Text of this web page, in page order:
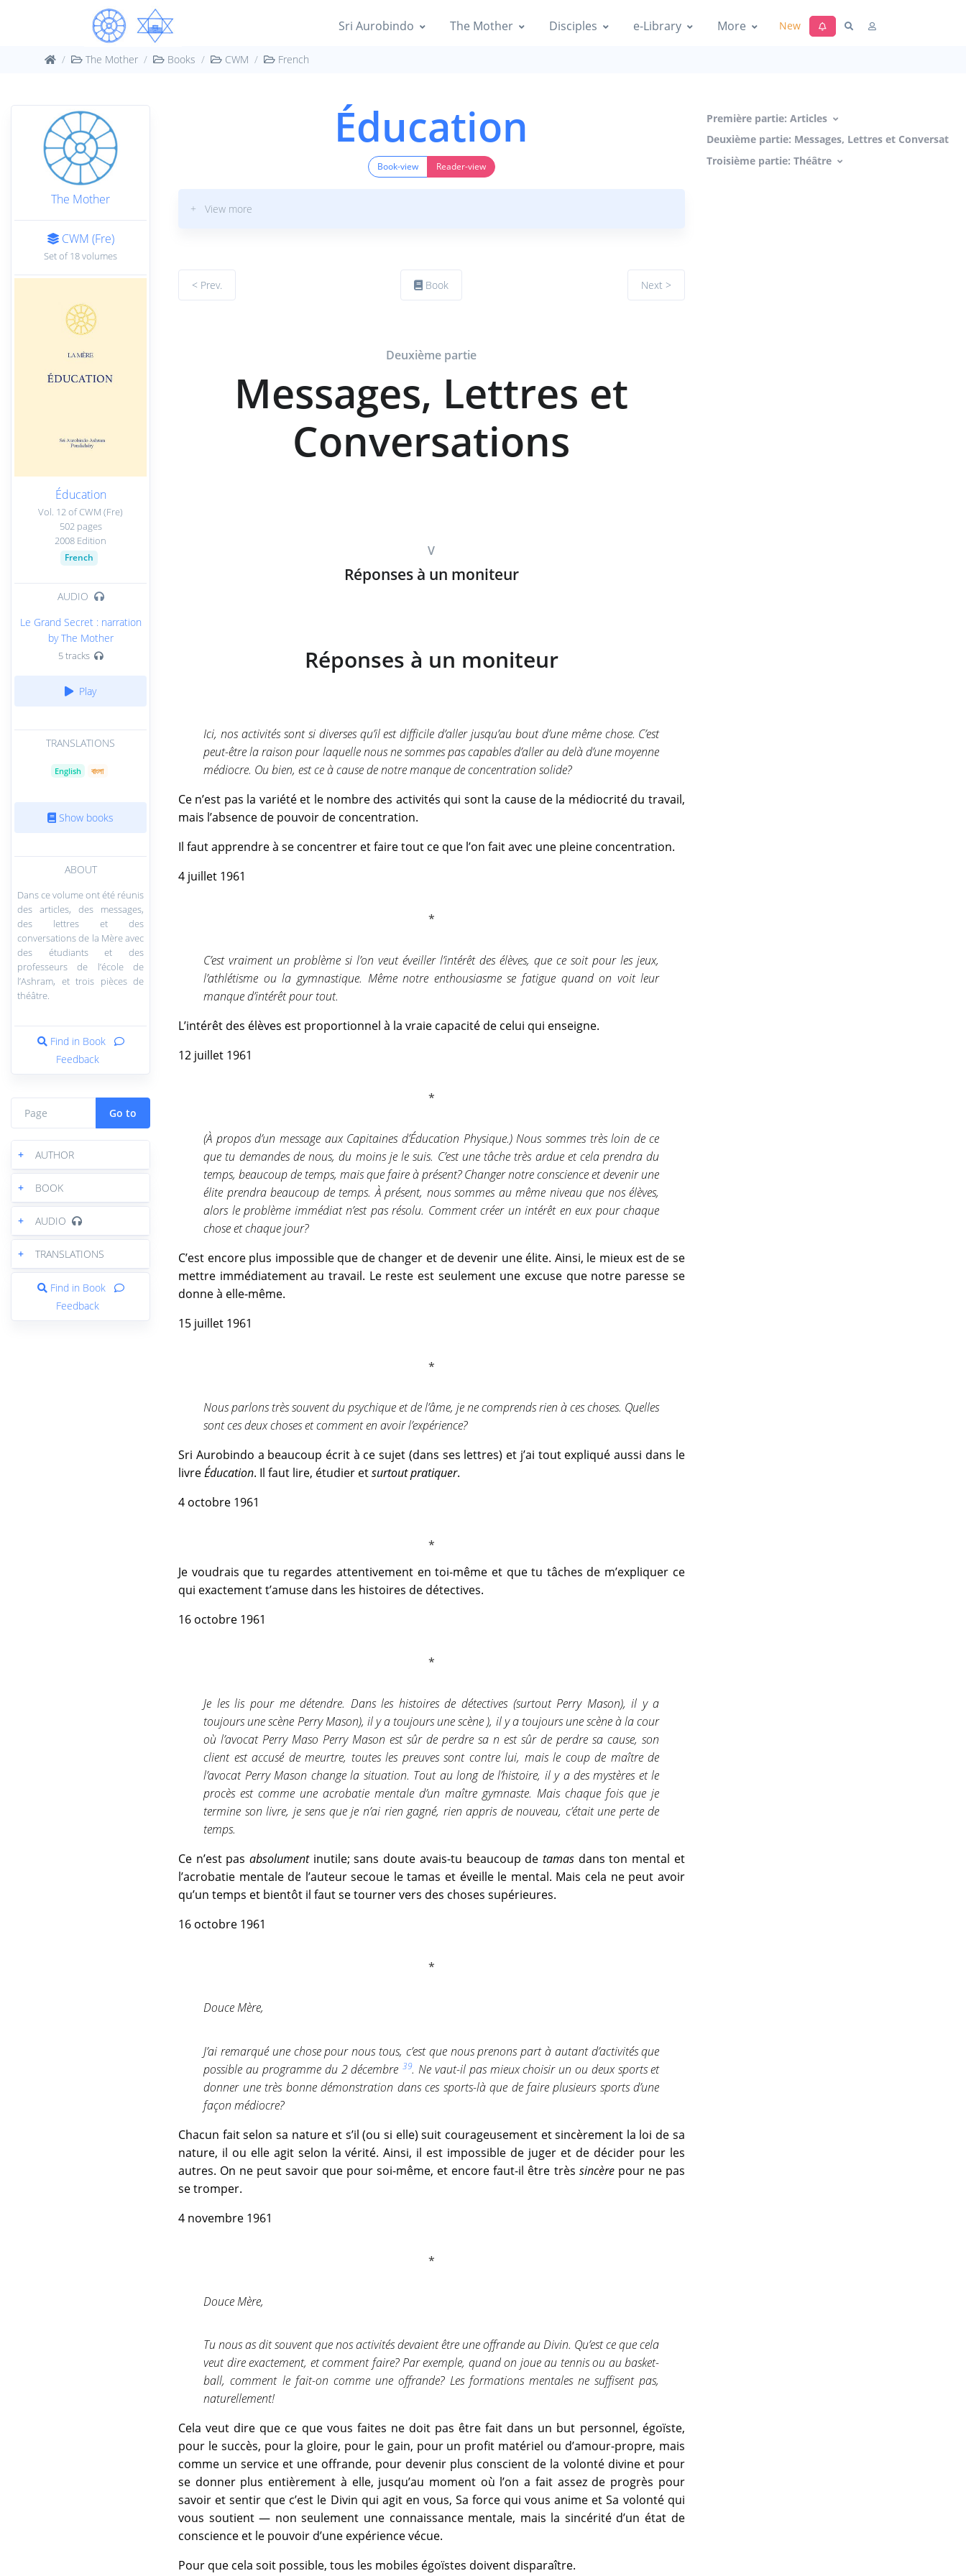
Sri Aurobindo The Mother Disciples e-Library More New
The Mother Books CWM French
The Mother
CWM (Fre)
Set of 18 volumes
Éducation
Vol. 12 of CWM (Fre)
502 pages
2008 Edition
French
AUDIO
Le Grand Secret : narration
by The Mother
5 tracks
Play
TRANSLATIONS
English বাংলা
Show books
ABOUT
Dans ce volume ont été réunis
des articles, des messages,
des lettres et des
conversations de la Mère avec
des étudiants et des
professeurs de l’école de
l’Ashram, et trois pièces de
théâtre.
Find in Book
Feedback
Go to
+ AUTHOR
+ BOOK
+ AUDIO
+ TRANSLATIONS
Find in Book
Feedback
Première partie: Articles
Deuxième partie: Messages, Lettres et
Troisième partie: Théâtre
Éducation
Book-view Reader-view
+ View more
< Prev. Book Next >
Deuxième partie
Messages, Lettres et
Conversations
V
Réponses à un moniteur
Réponses à un moniteur
Ici, nos activités sont si diverses qu’il est difficile d’aller jusqu’au bout d’une même chose. C’est
peut-être la raison pour laquelle nous ne sommes pas capables d’aller au delà d’une moyenne
médiocre. Ou bien, est ce à cause de notre manque de concentration solide?
Ce n’est pas la variété et le nombre des activités qui sont la cause de la médiocrité du travail,
mais l’absence de pouvoir de concentration.
Il faut apprendre à se concentrer et faire tout ce que l’on fait avec une pleine concentration.
4 juillet 1961
C’est vraiment un problème si l’on veut éveiller l’intérêt des élèves, que ce soit pour les jeux,
l’athlétisme ou la gymnastique. Même notre enthousiasme se fatigue quand on voit leur
manque d’intérêt pour tout.
L’intérêt des élèves est proportionnel à la vraie capacité de celui qui enseigne.
12 juillet 1961
(À propos d’un message aux Capitaines d’Éducation Physique.) Nous sommes très loin de ce
que tu demandes de nous, du moins je le suis. C’est une tâche très ardue et cela prendra du
temps, beaucoup de temps, mais que faire à présent? Changer notre conscience et devenir une
élite prendra beaucoup de temps. À présent, nous sommes au même niveau que nos élèves,
alors le problème immédiat n’est pas résolu. Comment créer un intérêt en eux pour chaque
chose et chaque jour?
C’est encore plus impossible que de changer et de devenir une élite. Ainsi, le mieux est de se
mettre immédiatement au travail. Le reste est seulement une excuse que notre paresse se
donne à elle-même.
15 juillet 1961
Nous parlons très souvent du psychique et de l’âme, je ne comprends rien à ces choses. Quelles
sont ces deux choses et comment en avoir l’expérience?
Sri Aurobindo a beaucoup écrit à ce sujet (dans ses lettres) et j’ai tout expliqué aussi dans le
livreÉducation. Il faut lire, étudier etsurtout pratiquer.
4 octobre 1961
Je voudrais que tu regardes attentivement en toi-même et que tu tâches de m’expliquer ce
qui exactement t’amuse dans les histoires de détectives.
16 octobre 1961
Je les lis pour me détendre. Dans les histoires de détectives (surtout Perry Mason), il y a
toujours une scène Perry Mason), il y a toujours une scène ), il y a toujours une scène à la cour
où l’avocat Perry Maso Perry Mason est sûr de perdre sa n est sûr de perdre sa cause, son
client est accusé de meurtre, toutes les preuves sont contre lui, mais le coup de maître de
l’avocat Perry Mason change la situation. Tout au long de l’histoire, il y a des mystères et le
procès est comme une acrobatie mentale d’un maître gymnaste. Mais chaque fois que je
termine son livre, je sens que je n’ai rien gagné, rien appris de nouveau, c’était une perte de
temps.
Ce n’est pasabsolumentinutile; sans doute avais-tu beaucoup de tamasdans ton mental et
l’acrobatie mentale de l’auteur secoue le tamas et éveille le mental. Mais cela ne peut avoir
qu’un temps et bientôt il faut se tourner vers des choses supérieures.
16 octobre 1961
Douce Mère,
J’ai remarqué une chose pour nous tous, c’est que nous prenons part à autant d’activités que
possible au programme du 2 décembre 39. Ne vaut-il pas mieux choisir un ou deux sports et
donner une très bonne démonstration dans ces sports-là que de faire plusieurs sports d’une
façon médiocre?
Chacun fait selon sa nature et s’il (ou si elle) suit courageusement et sincèrement la loi de sa
nature, il ou elle agit selon la vérité. Ainsi, il est impossible de juger et de décider pour les
autres. On ne peut savoir que pour soi-même, et encore faut-il être très sincèrepour ne pas
se tromper.
4 novembre 1961
Douce Mère,
Tu nous as dit souvent que nos activités devaient être une offrande au Divin. Qu’est ce que cela
veut dire exactement, et comment faire? Par exemple, quand on joue au tennis ou au basket-
ball, comment le fait-on comme une offrande? Les formations mentales ne suffisent pas,
naturellement!
Cela veut dire que ce que vous faites ne doit pas être fait dans un but personnel, égoïste,
pour le succès, pour la gloire, pour le gain, pour un profit matériel ou d’amour-propre, mais
comme un service et une offrande, pour devenir plus conscient de la volonté divine et pour
se donner plus entièrement à elle, jusqu’au moment où l’on a fait assez de progrès pour
savoir et sentir que c’est le Divin qui agit en vous, Sa force qui vous anime et Sa volonté qui
vous soutient — non seulement une connaissance mentale, mais la sincérité d’un état de
conscience et le pouvoir d’une expérience vécue.
Pour que cela soit possible, tous les mobiles égoïstes doivent disparaître.